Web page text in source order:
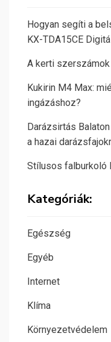
Hogyan segíti a
KX-TDA15CE
A kerti
Kukirin M4 Max:
ingázáshoz?
Darázsirtás
a hazai
Stílusos falburkoló
Kategóriák:
Egészség
Egyéb
Internet
Klíma
Környezetvédelem